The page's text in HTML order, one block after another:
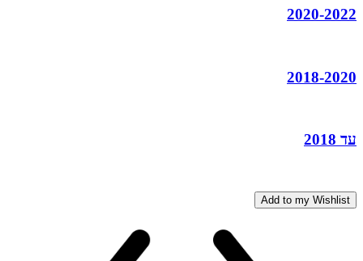
2020-2022
2018-2020
עד 2018
Add to my Wishlist